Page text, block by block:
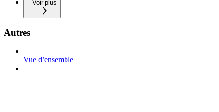
Voir plus
Autres
Vue d’ensemble